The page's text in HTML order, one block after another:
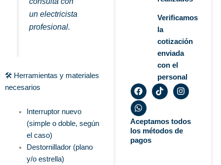
un electricista
profesional.
🛠️ Herramientas y materiales
necesarios
Interruptor nuevo
(simple o doble, según
el caso)
Destornillador (plano
y/o estrella)
Verificamos
la
cotización
enviada
con el
personal
F
a
c
e
b
o
o
k
T
i
o
k
I
n
a
g
r
W
h
a
t
s
a
p
p
Aceptamos todos
los métodos de
pagos